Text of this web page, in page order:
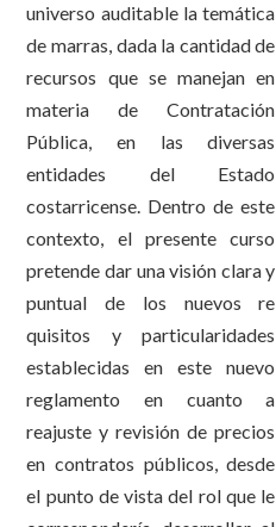
universo auditable la temática
de marras, dada la cantidad de
recursos que se manejan en
materia de Contratación
Pública, en las diversas
entidades del Estado
costarricense. Dentro de este
contexto, el presente curso
pretende dar una visión clara y
puntual de los nuevos re
quisitos y particularidades
establecidas en este nuevo
reglamento en cuanto a
reajuste y revisión de precios
en contratos públicos, desde
el punto de vista del rol que le